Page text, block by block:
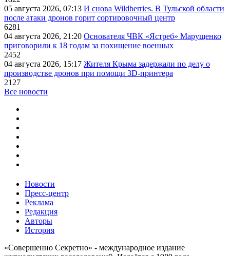
05 августа 2026, 07:13 И снова Wildberries. В Тульской области
после атаки дронов горит сортировочный центр
6281
04 августа 2026, 21:20 Основателя ЧВК «Ястреб» Марущенко
приговорили к 18 годам за похищение военных
2452
04 августа 2026, 15:17 Жителя Крыма задержали по делу о
производстве дронов при помощи 3D‑принтера
2127
Все новости
Новости
Пресс-центр
Реклама
Редакция
Авторы
История
«Совершенно Секретно» - международное издание